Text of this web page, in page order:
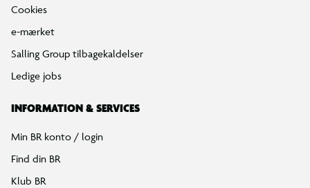
Cookies
e-mærket
Salling Group tilbagekaldelser
Ledige jobs
INFORMATION & SERVICES
Min BR konto / login
Find din BR
Klub BR